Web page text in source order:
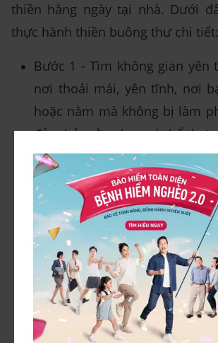
thiền hằng ngày tại nhà. Dưới
thực hành thiền buông thư chi tiết:
Bước 1 - Tìm không gian yên
nơi thoải mái, yên tĩnh, nơi
hoặc nằm mà không bị làm
đảm bảo rằng bạn có thể thư
Bước 2 - Thả lỏng cơ thể:
xuống, thả lỏng hai tay sang
lên bụng. Đảm bảo cơ thể
thoải mái và không có căng
Bước 3 - Nhắm mắt và hít thở
lại và bắt đầu hít thở sâu. Hãy
hơi thở, cảm nhận sự thư
tỏa khắp cơ thể.